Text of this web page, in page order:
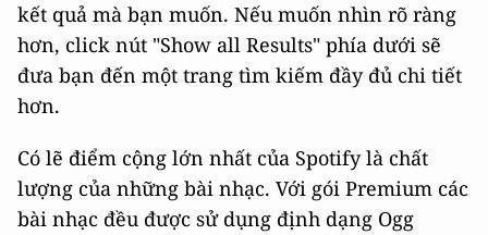
kết quả mà bạn muốn. Nếu muốn nhìn rõ ràng
hơn, click nút "Show all Results" phía dưới sẽ
đưa bạn đến một trang tìm kiếm đầy đủ chi tiết
hơn.
Có lẽ điểm cộng lớn nhất của Spotify là chất
lượng của những bài nhạc. Với gói Premium các
bài nhạc đều được sử dụng định dạng Ogg